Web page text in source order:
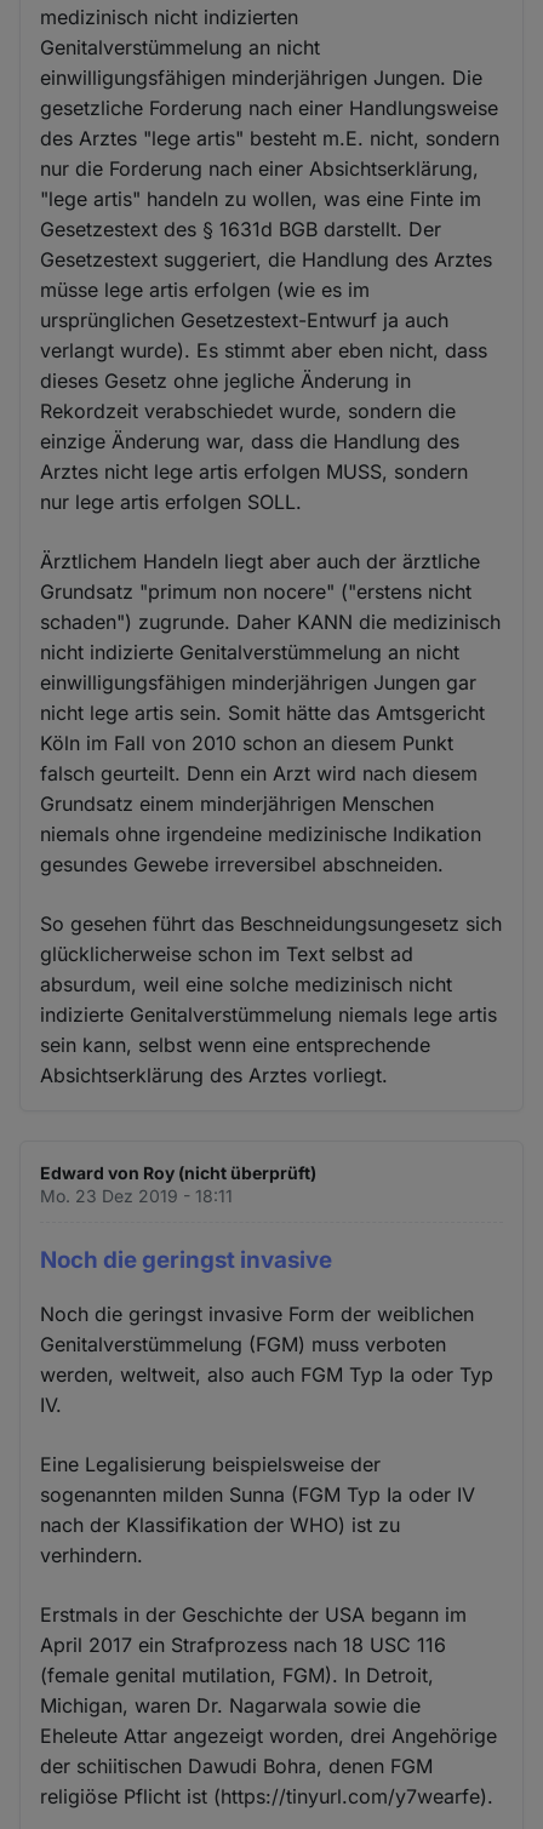
medizinisch nicht indizierten
Genitalverstümmelung an nicht
einwilligungsfähigen minderjährigen Jungen. Die
gesetzliche Forderung nach einer Handlungsweise
des Arztes "lege artis" besteht m.E. nicht, sondern
nur die Forderung nach einer Absichtserklärung,
"lege artis" handeln zu wollen, was eine Finte im
Gesetzestext des § 1631d BGB darstellt. Der
Gesetzestext suggeriert, die Handlung des Arztes
müsse lege artis erfolgen (wie es im
ursprünglichen Gesetzestext-Entwurf ja auch
verlangt wurde). Es stimmt aber eben nicht, dass
dieses Gesetz ohne jegliche Änderung in
Rekordzeit verabschiedet wurde, sondern die
einzige Änderung war, dass die Handlung des
Arztes nicht lege artis erfolgen MUSS, sondern
nur lege artis erfolgen SOLL.
Ärztlichem Handeln liegt aber auch der ärztliche
Grundsatz "primum non nocere" ("erstens nicht
schaden") zugrunde. Daher KANN die medizinisch
nicht indizierte Genitalverstümmelung an nicht
einwilligungsfähigen minderjährigen Jungen gar
nicht lege artis sein. Somit hätte das Amtsgericht
Köln im Fall von 2010 schon an diesem Punkt
falsch geurteilt. Denn ein Arzt wird nach diesem
Grundsatz einem minderjährigen Menschen
niemals ohne irgendeine medizinische Indikation
gesundes Gewebe irreversibel abschneiden.
So gesehen führt das Beschneidungsungesetz sich
glücklicherweise schon im Text selbst ad
absurdum, weil eine solche medizinisch nicht
indizierte Genitalverstümmelung niemals lege artis
sein kann, selbst wenn eine entsprechende
Absichtserklärung des Arztes vorliegt.
Edward von Roy (nicht überprüft)
Mo. 23 Dez 2019 - 18:11
Noch die geringst invasive
Noch die geringst invasive Form der weiblichen
Genitalverstümmelung (FGM) muss verboten
werden, weltweit, also auch FGM Typ Ia oder Typ
IV.
Eine Legalisierung beispielsweise der
sogenannten milden Sunna (FGM Typ Ia oder IV
nach der Klassifikation der WHO) ist zu
verhindern.
Erstmals in der Geschichte der USA begann im
April 2017 ein Strafprozess nach 18 USC 116
(female genital mutilation, FGM). In Detroit,
Michigan, waren Dr. Nagarwala sowie die
Eheleute Attar angezeigt worden, drei Angehörige
der schiitischen Dawudi Bohra, denen FGM
religiöse Pflicht ist (https://tinyurl.com/y7wearfe).